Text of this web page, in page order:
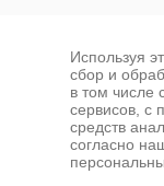
Используя
сбор и
в том числе
сервисов, с
средств
согласно